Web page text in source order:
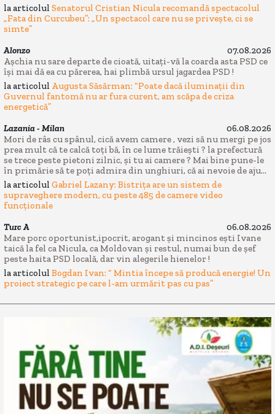
la articolul Senatorul Cristian Nicula recomandă spectacolul
„Fata din Curcubeu”: „Un spectacol care nu se privește, ci se
simte”
Alonzo
07.08.2026
Așchia nu sare departe de cioată, uitați-vă la coarda asta PSD ce
își mai dă ea cu părerea, hai plimbă ursul jagardea PSD !
la articolul Augusta Săsărman: “Poate dacă iluminații din
Guvernul fantomă nu ar fura curent, am scăpa de criza
energetică”
Lazania - Milan
06.08.2026
Mori de râs cu spânul, cică avem camere , vezi să nu mergi pe jos
prea mult că te calcă toți bă, în ce lume trăiești ? la prefectură
se trece peste pietoni zilnic, și tu ai camere ? Mai bine pune-le
în primărie să te poți admira din unghiuri, că ai nevoie de aju...
la articolul Gabriel Lazany: Bistrița are un sistem de
supraveghere modern, cu peste 485 de camere video
funcționale
Turc A
06.08.2026
Mare porc oportunist,ipocrit, arogant și mincinos ești Ivane
taică la fel ca Nicula, ca Moldovan și restul, numai bun de șef
peste haita PSD locală, dar vin alegerile hienelor !
la articolul Bogdan Ivan: “ Mintia începe să producă energie! Un
proiect strategic pe care l-am urmărit pas cu pas”